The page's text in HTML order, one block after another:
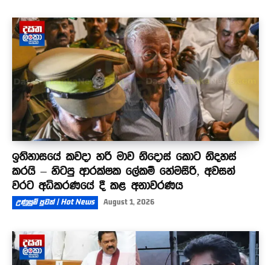
ඉතිහාසයේ කවදා හරි මාව නිදොස් කොට නිදහස්
කරයි – හිටපු ආරක්ෂක ලේකම් හේමසිරි, අවසන්
වරට අධිකරණයේ දී කළ අනාවරණය
උණුසුම් පුවත් | Hot News August 1, 2026